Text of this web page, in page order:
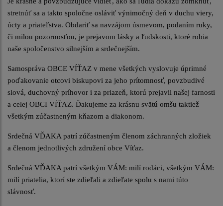
stretnúť sa a takto spoločne osláviť výnimočný deň v duchu viery,
úcty a priateľstva. Obdariť sa navzájom úsmevom, podaním ruky,
či milou pozornosťou, je prejavom lásky a ľudskosti, ktoré robia
naše spoločenstvo silnejším a srdečnejším.
Samospráva OBCE VÍŤAZ v mene všetkých vyslovuje úprimné
poďakovanie otcovi biskupovi za jeho prítomnosť, povzbudivé
slová, duchovný príhovor i za priazeň, ktorú prejavil našej farnosti
a celej OBCI VÍŤAZ. Ďakujeme za krásnu svätú omšu taktiež
všetkým zúčastneným kňazom a diakonom.
Srdečná VĎAKA patrí zúčastneným členom záchranných zložiek
a členom jednotlivých združení obce Víťaz.
Srdečná VĎAKA patrí všetkým VÁM: milí rodáci, všetkým VÁM:
milí priatelia, ktorí ste zdieľali a zdieľate spolu s nami túto
slávnosť.